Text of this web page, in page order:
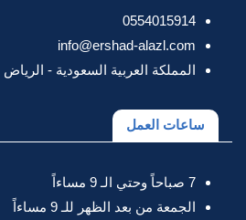
0554015914
info@ershad-alazl.com
المملكة العربية السعودية - الرياض
ساعات العمل
7 صباحاً وحتي الـ 9 مساءاً
الجمعة من بعد الظهر للـ 9 مساءاً